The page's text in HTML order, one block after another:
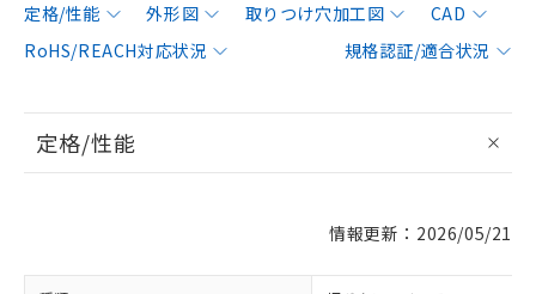
定格/性能 外形図 取りつけ穴加工図
CAD
RoHS/REACH対応状況
規格認証/適合状況
定格/性能
情報更新：2026/05/21